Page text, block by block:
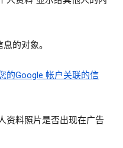
的对象。
的Google 帐户关联的信
资料照片是否出现在广告